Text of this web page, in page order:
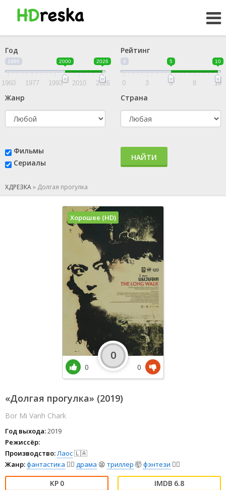
Год
1960 2000 2026
1960 1977 1993 2010 2026
Рейтинг
0 5 10
0 3 5 8 10
Жанр Страна
Фильмы
Сериалы
НАЙТИ
ХДРЕЗКА» Долгая прогулка
«Долгая прогулка» (2019)
Bor Mi Vanh Chark
Год выхода:2019
Режиссёр:
Производство:Лаос🇱🇦
Жанр:фантастика 🧙‍♀️ драма 😫 триллер 🤯фэнтези 🧝‍♂️
0 6.8
Хорошее (HD)
0
0
0